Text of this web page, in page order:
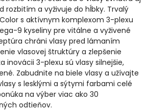
rozbitím a vyživuje do hĺbky. Trvalý
s aktívnym komplexom 3-plexu
9 kyseliny pre vitálne a vyživené
​​chráni vlasy pred lámaním
vlasovej štruktúry a zlepšenie
inovácii 3-plexu sú vlasy silnejšie,
Zabudnite na biele vlasy a užívajte
s lesklými a sýtymi farbami celé
na výber viac ako 30
odtieňov.